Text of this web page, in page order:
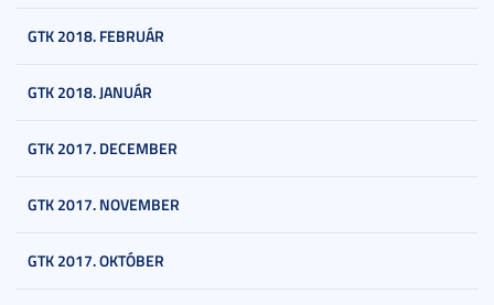
GTK 2018. FEBRUÁR
GTK 2018. JANUÁR
GTK 2017. DECEMBER
GTK 2017. NOVEMBER
GTK 2017. OKTÓBER